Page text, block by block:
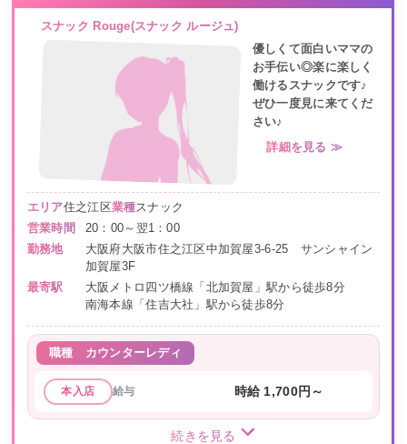
スナック Rouge(スナック ルージュ)
優しくて面白いママの
お手伝い◎楽に楽しく
働けるスナックです♪
ぜひ一度見に来てくだ
さい♪
詳細を見る ≫
エリア住之江区業種スナック
営業時間
20：00～翌1：00
勤務地
大阪府大阪市住之江区中加賀屋3-6-25 サンシャイン
加賀屋3F
最寄駅
大阪メトロ四ツ橋線「北加賀屋」駅から徒歩8分
南海本線「住吉大社」駅から徒歩8分
職種 カウンターレディ
本入店 給与 時給 1,700円～
続きを見る